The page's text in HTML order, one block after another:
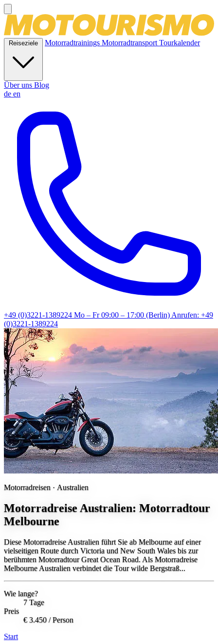
Reiseziele Motorradtrainings MotorradtransportTourkalender
Über uns Blog
de en
+49 (0)3221-1389224 Mo – Fr 09:00 – 17:00 (Berlin)Anrufen: +49
(0)3221-1389224
Motorradreisen · Australien
Motorradreise Australien: Motorradtour
Melbourne
Diese Motorradreise Australien führt Sie ab Melbourne auf einer
vielseitigen Route durch Victoria und New South Wales bis zur
berühmten Motorradtour Great Ocean Road. Als Motorradreise
Melbourne Australien verbindet die Tour wilde Bergstraß...
Wie lange?
7 Tage
Preis
€ 3.450 / Person
Start